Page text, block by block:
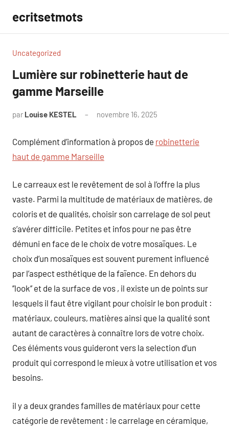
contenu
ecritsetmots
Uncategorized
Lumière sur robinetterie haut de
gamme Marseille
par Louise KESTEL novembre 16, 2025
Complément d’information à propos de robinetterie
haut de gamme Marseille
Le carreaux est le revêtement de sol à l’offre la plus
vaste. Parmi la multitude de matériaux de matières, de
coloris et de qualités, choisir son carrelage de sol peut
s’avérer difficile. Petites et infos pour ne pas être
démuni en face de le choix de votre mosaïques. Le
choix d’un mosaïques est souvent purement influencé
par l’aspect esthétique de la faïence. En dehors du
’’look’’ et de la surface de vos , il existe un de points sur
lesquels il faut être vigilant pour choisir le bon produit :
matériaux, couleurs, matières ainsi que la qualité sont
autant de caractères à connaître lors de votre choix.
Ces éléments vous guideront vers la selection d’un
produit qui correspond le mieux à votre utilisation et vos
besoins.
il y a deux grandes familles de matériaux pour cette
catégorie de revêtement : le carrelage en céramique,